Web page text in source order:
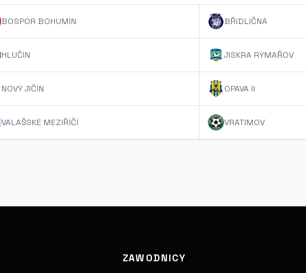
BOSPOR BOHUMÍN BŘIDLIČNÁ
HLUČÍN JISKRA RÝMAŘOV
NOVÝ JIČÍN OPAVA II
VALAŠSKÉ MEZIŘÍČÍ VRATIMOV
ZAWODNICY